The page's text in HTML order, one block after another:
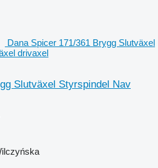
Dana Spicer 171/361 Brygg Slutväxel
drivaxel
Slutväxel Styrspindel Nav